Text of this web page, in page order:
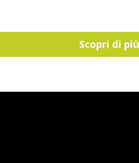
Scopri di